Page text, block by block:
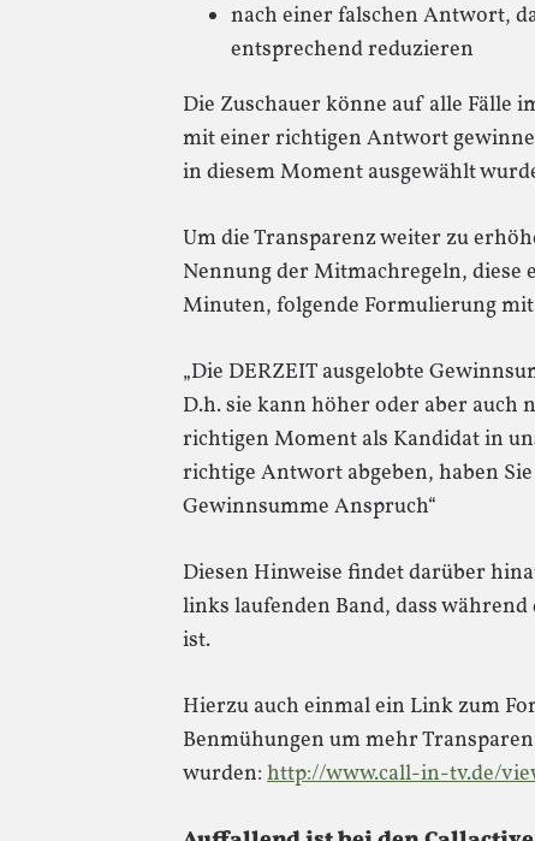
nach einer falschen Antwort,
entsprechend reduzieren
Die Zuschauer könne auf alle Fälle
mit einer richtigen Antwort
in diesem Moment ausgewählt
Um die Transparenz weiter zu
Nennung der Mitmachregeln, diese
Minuten, folgende Formulierung
„Die DERZEIT ausgelobte
D.h. sie kann höher oder aber auch
richtigen Moment als Kandidat in
richtige Antwort abgeben, haben
Gewinnsumme Anspruch“
Diesen Hinweise findet darüber
links laufenden Band, dass
ist.
Hierzu auch einmal ein Link zum
Benmühungen um mehr
wurden: http://www.call-in-tv.de/